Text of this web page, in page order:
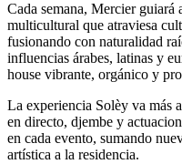
Cada semana, Mercier guiará
multicultural que atraviesa
fusionando con naturalidad
influencias árabes, latinas y
house vibrante, orgánico y
La experiencia Solèy va más
en directo, djembe y
en cada evento, sumando
artística a la residencia.